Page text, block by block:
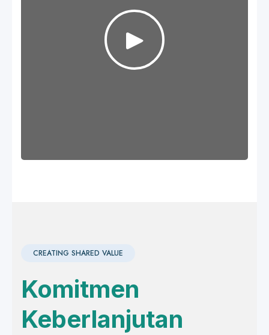
CREATING SHARED VALUE
Komitmen
Keberlanjutan